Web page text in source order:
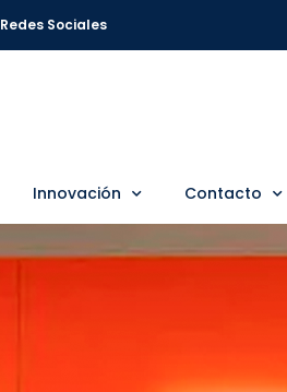
Redes Sociales
Innovación Contacto